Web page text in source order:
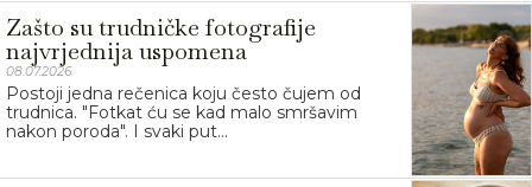
Zašto su trudničke fotografije
najvrjednija uspomena
08.07.2026.
Postoji jedna rečenica koju često čujem od
trudnica. "Fotkat ću se kad malo smršavim
nakon poroda". I svaki put...